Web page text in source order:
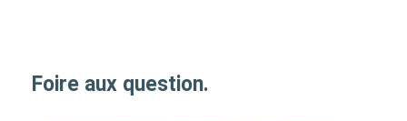
Foire aux question.